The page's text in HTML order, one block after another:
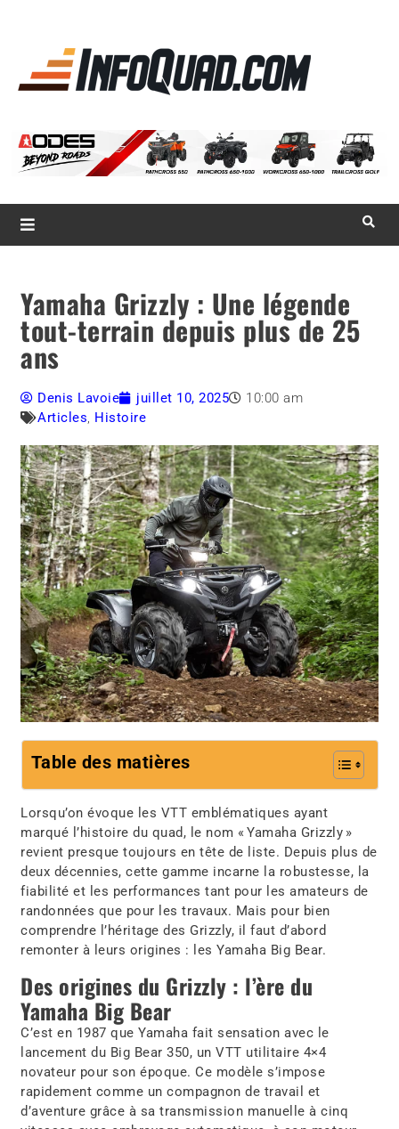
Magazine InfoQuad.com
Yamaha Grizzly : Une légende
tout-terrain depuis plus de 25
ans
Denis Lavoie juillet 10, 2025
10:00 am
Articles, Histoire
Table des matières
Lorsqu’on évoque les VTT emblématiques ayant
marqué l’histoire du quad, le nom « Yamaha Grizzly »
revient presque toujours en tête de liste. Depuis plus de
deux décennies, cette gamme incarne la robustesse, la
fiabilité et les performances tant pour les amateurs de
randonnées que pour les travaux. Mais pour bien
comprendre l’héritage des Grizzly, il faut d’abord
remonter à leurs origines : les Yamaha Big Bear.
Des origines du Grizzly : l’ère du
Yamaha Big Bear
C’est en 1987 que Yamaha fait sensation avec le
lancement du Big Bear 350, un VTT utilitaire 4×4
novateur pour son époque. Ce modèle s’impose
rapidement comme un compagnon de travail et
d’aventure grâce à sa transmission manuelle à cinq